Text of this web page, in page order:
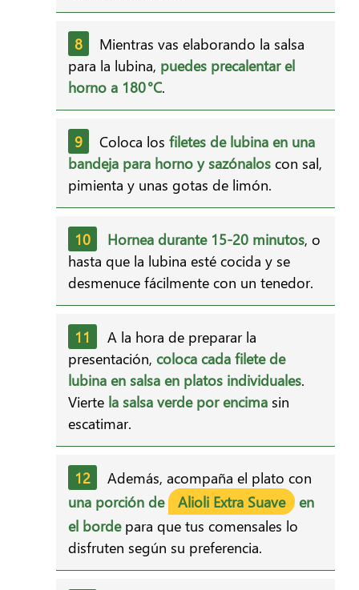
Mientras vas elaborando la salsa
para la lubina, puedes precalentar el
horno a 180 °C.
Coloca los filetes de lubina en una
bandeja para horno y sazónalos con sal,
pimienta y unas gotas de limón.
Hornea durante 15-20 minutos, o
hasta que la lubina esté cocida y se
desmenuce fácilmente con un tenedor.
A la hora de preparar la
presentación, coloca cada filete de
lubina en salsa en platos individuales.
Vierte la salsa verde por encima sin
escatimar.
Además, acompaña el plato con
una porción de
Alioli Extra Suave
en
el borde para que tus comensales lo
disfruten según su preferencia.